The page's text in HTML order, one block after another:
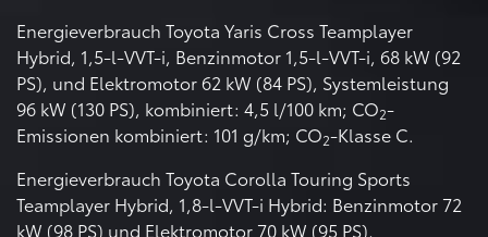
Energieverbrauch Toyota Yaris Cross Teamplayer
Hybrid, 1,5-l-VVT-i, Benzinmotor 1,5-l-VVT-i, 68 kW (92
PS), und Elektromotor 62 kW (84 PS), Systemleistung
96 kW (130 PS), kombiniert: 4,5 l/100 km; CO2-
Emissionen kombiniert: 101 g/km; CO2-Klasse C.
Energieverbrauch Toyota Corolla Touring Sports
Teamplayer Hybrid, 1,8-l-VVT-i Hybrid: Benzinmotor 72
kW (98 PS) und Elektromotor 70 kW (95 PS),